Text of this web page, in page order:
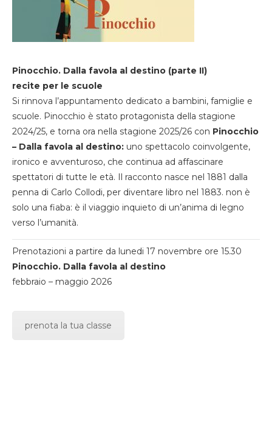
Pinocchio. Dalla favola al destino (parte II)
recite per le scuole
Si rinnova l’appuntamento dedicato a bambini, famiglie e
scuole. Pinocchio è stato protagonista della stagione
2024/25, e torna ora nella stagione 2025/26 con Pinocchio
– Dalla favola al destino: uno spettacolo coinvolgente,
ironico e avventuroso, che continua ad affascinare
spettatori di tutte le età. Il racconto nasce nel 1881 dalla
penna di Carlo Collodi, per diventare libro nel 1883. non è
solo una fiaba: è il viaggio inquieto di un’anima di legno
verso l’umanità.
Prenotazioni a partire da lunedi 17 novembre ore 15.30
Pinocchio. Dalla favola al destino
febbraio – maggio 2026
prenota la tua classe